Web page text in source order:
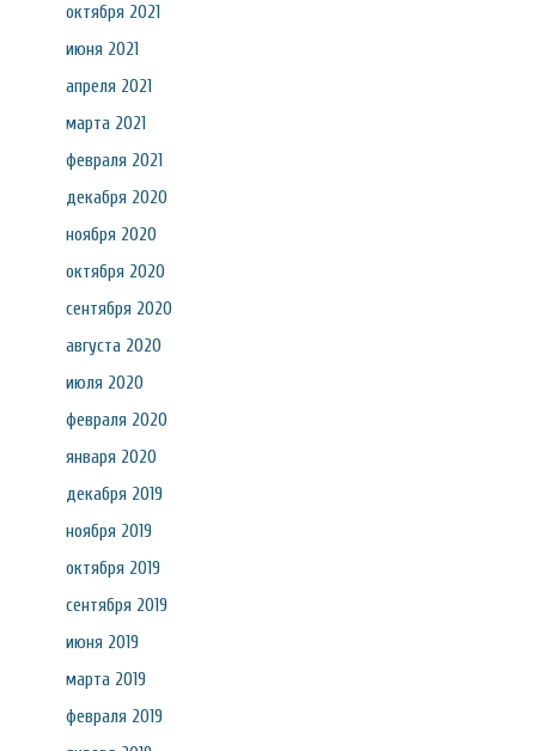
октября 2021
июня 2021
апреля 2021
марта 2021
февраля 2021
декабря 2020
ноября 2020
октября 2020
сентября 2020
августа 2020
июля 2020
февраля 2020
января 2020
декабря 2019
ноября 2019
октября 2019
сентября 2019
июня 2019
марта 2019
февраля 2019